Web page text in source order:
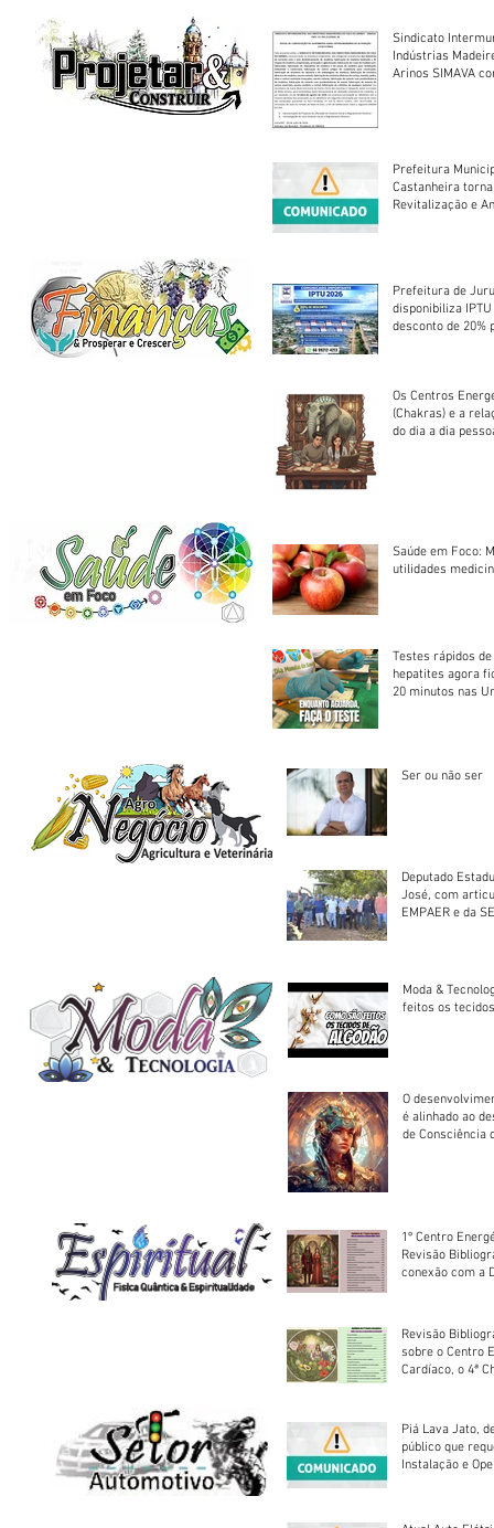
Sindicato
Indústrias
Arinos SIMAVA convoca à
Prefeitura
Castanheira
Revitalização e
Prefeitura de
disponibiliza
desconto de 20%
Os Centros
(Chakras) e a
do dia a dia
Saúde em Foco:
utilidades
Testes rápidos
hepatites agora
20 minutos nas
Ser ou não ser
Deputado
José, com
EMPAER e da
Moda &
feitos os
O
é alinhado ao
de Consciência
1º Centro
Revisão
conexão com a
Revisão
sobre o Centro
Cardíaco, o 4ª
Piá Lava Jato,
público que
Instalação e